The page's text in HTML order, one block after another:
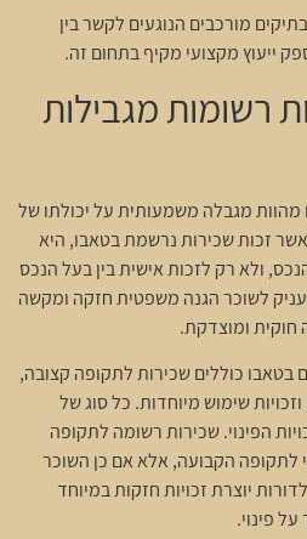
מורכבים הנוגעים לקשר בין
ייעוץ מקצועי מקיף בתחום זה.
רשומות מגבילות
מהוות מגבלה משמעותית על יכולתו של
זכות שכירות נרשמת בטאבו, היא
ולא רק לזכות אישית בין בעל הנכס
לשוכר הגנה משפטית חזקה ומקשה
חוקית ומוצדקת.
בטאבו כוללים שכירות לתקופה קצובה,
שימוש מיוחדות. כל סוג של
הפינוי. שכירות רשומה לתקופה
לתקופה הקבועה, אלא אם כן השוכר
יוצרת זכויות חזקות במיוחד
פינוי.